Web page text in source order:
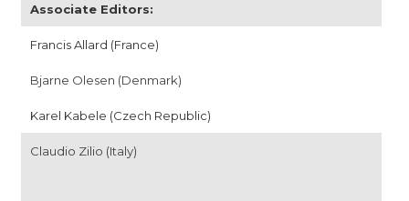
Associate Editors:
Francis Allard (France)
Bjarne Olesen (Denmark)
Karel Kabele (Czech Republic)
Claudio Zilio (Italy)